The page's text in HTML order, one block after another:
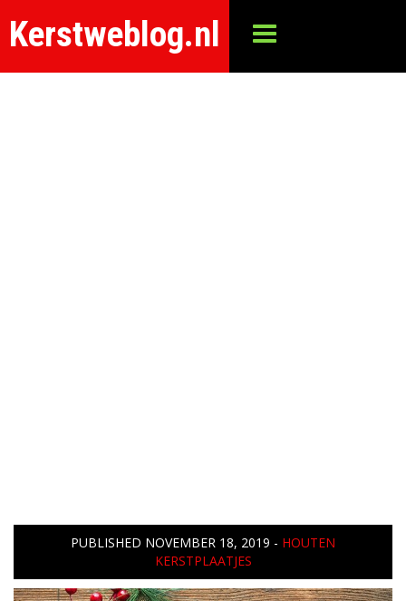
Kerstweblog.nl
PUBLISHED NOVEMBER 18, 2019 - HOUTEN
KERSTPLAATJES